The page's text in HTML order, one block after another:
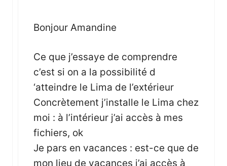
Bonjour Amandine
Ce que j’essaye de comprendre
c’est si on a la possibilité d
‘atteindre le Lima de l’extérieur
Concrètement j’installe le Lima chez
moi : à l’intérieur j’ai accès à mes
fichiers, ok
Je pars en vacances : est-ce que de
mon lieu de vacances j’ai accès à